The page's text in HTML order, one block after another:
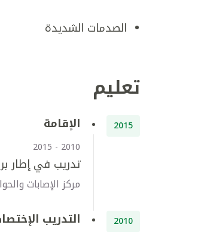
الصدمات الشديدة
تعليم
2015 الإقامة
2010 - 2015
تدريب في إطار
مركز الإصابات
2010 التدريب